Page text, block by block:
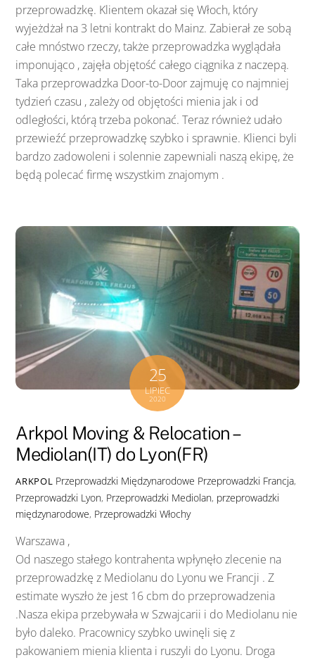
przeprowadzkę. Klientem okazał się Włoch, który
wyjeżdżał na 3 letni kontrakt do Mainz. Zabierał ze sobą
całe mnóstwo rzeczy, także przeprowadzka wyglądała
imponująco , zajęła objętość całego ciągnika z naczepą.
Taka przeprowadzka Door-to-Door zajmuję co najmniej
tydzień czasu , zależy od objętości mienia jak i od
odległości, którą trzeba pokonać. Teraz również udało
przewieźć przeprowadzkę szybko i sprawnie. Klienci byli
bardzo zadowoleni i solennie zapewniali naszą ekipę, że
będą polecać firmę wszystkim znajomym .
25
LIPIEC
2020
Arkpol Moving & Relocation –
Mediolan(IT) do Lyon(FR)
ARKPOL Przeprowadzki Międzynarodowe Przeprowadzki Francja,
Przeprowadzki Lyon, Przeprowadzki Mediolan, przeprowadzki
międzynarodowe, Przeprowadzki Włochy
Warszawa ,
Od naszego stałego kontrahenta wpłynęło zlecenie na
przeprowadzkę z Mediolanu do Lyonu we Francji . Z
estimate wyszło że jest 16 cbm do przeprowadzenia
.Nasza ekipa przebywała w Szwajcarii i do Mediolanu nie
było daleko. Pracownicy szybko uwinęli się z
pakowaniem mienia klienta i ruszyli do Lyonu. Droga